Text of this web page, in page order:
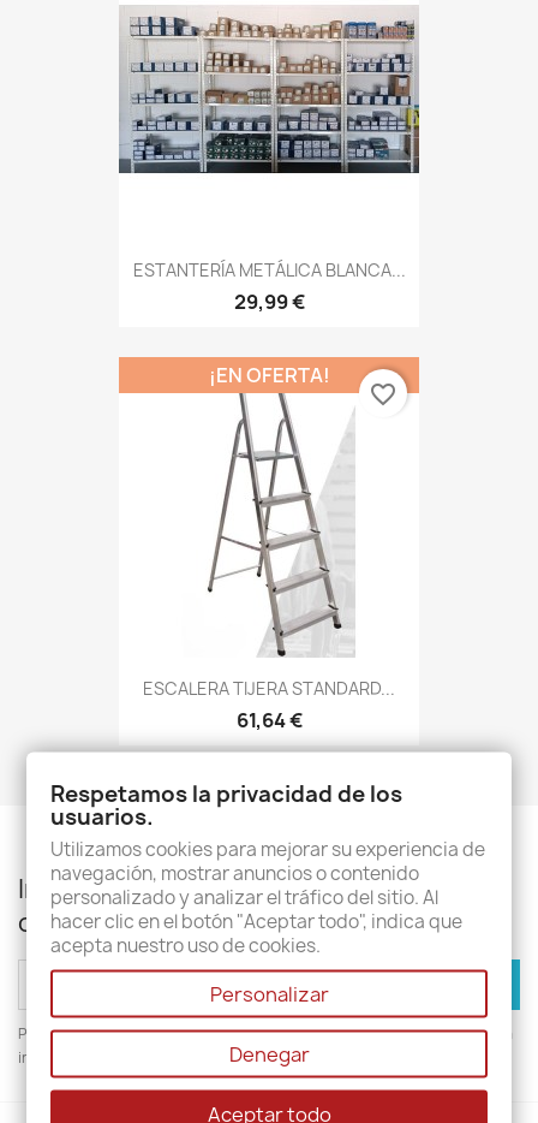
ESTANTERÍA METÁLICA BLANCA...
29,99 €
ESCALERA TIJERA STANDARD...
61,64 €
¡EN OFERTA!
favorite_border
Infórmese de nuestras últimas noticias y
ofertas especiales
Puede darse de baja en cualquier momento. Para ello, consulte nuestra
información de contacto en el aviso legal.
Respetamos la privacidad de los
usuarios.
Utilizamos cookies para mejorar su experiencia de
navegación, mostrar anuncios o contenido
personalizado y analizar el tráfico del sitio. Al
hacer clic en el botón "Aceptar todo", indica que
acepta nuestro uso de cookies.
Personalizar
Denegar
Aceptar todo